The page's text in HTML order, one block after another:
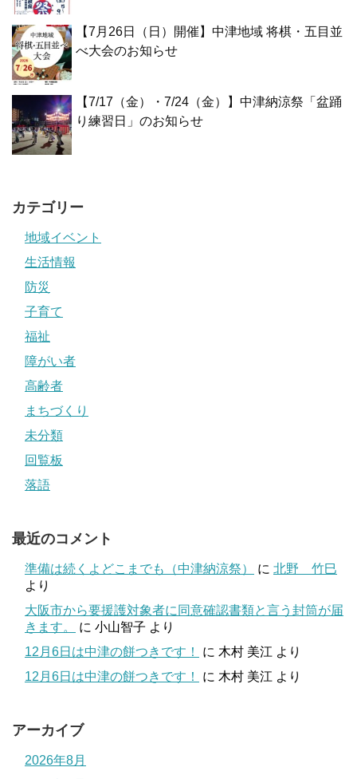
【7月26日（日）開催】中津地域 将棋・五目並
べ大会のお知らせ
【7/17（金）・7/24（金）】中津納涼祭「盆踊
り練習日」のお知らせ
カテゴリー
地域イベント
生活情報
防災
子育て
福祉
障がい者
高齢者
まちづくり
未分類
回覧板
落語
最近のコメント
準備は続くよどこまでも（中津納涼祭） に 北野 竹巳
より
大阪市から要援護対象者に同意確認書類と言う封筒が届
きます。
に 小山智子 より
12月6日は中津の餅つきです！
に 木村 美江 より
12月6日は中津の餅つきです！
に 木村 美江 より
アーカイブ
2026年8月